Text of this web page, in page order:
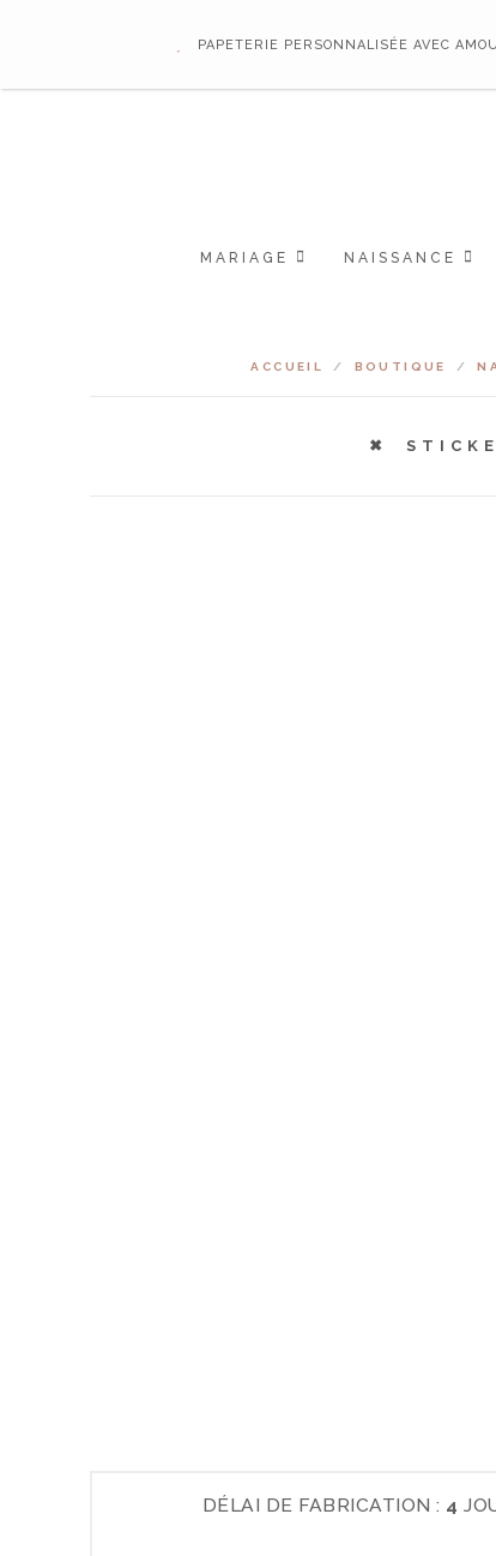
PAPETERIE PERSONNALISÉE AVEC
MARIAGE NAISSANCE
ACCUEIL / BOUTIQUE /
DÉLAI DE FABRICATION : 4